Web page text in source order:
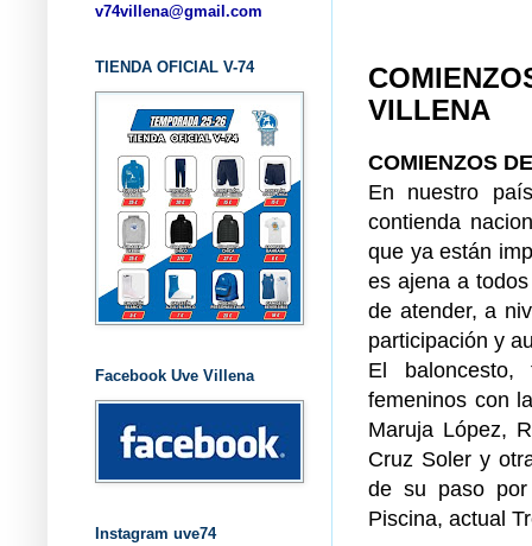
VILLENA
COMIENZOS
En nuestro
contienda
que ya están
es ajena a
de atender, a
participación y
El
femeninos con
Maruja López,
Cruz Soler y
de su paso
Piscina, actual
v74villena@gmail.com
TIENDA OFICIAL V-74
Facebook Uve Villena
Instagram uve74